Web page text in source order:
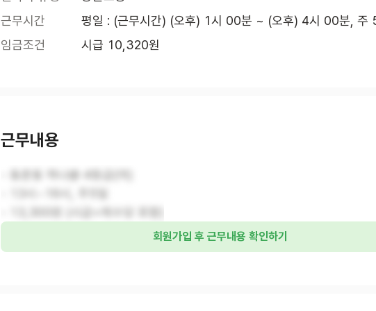
근무시간
평일 : (근무시간) (오후) 1시 00분 ~ (오후) 4시 00분, 주
임금조건
시급 10,320원
근무내용
- 동춘동 하나@ 4등급(여)
회원가입 후 근무내용 확인하기